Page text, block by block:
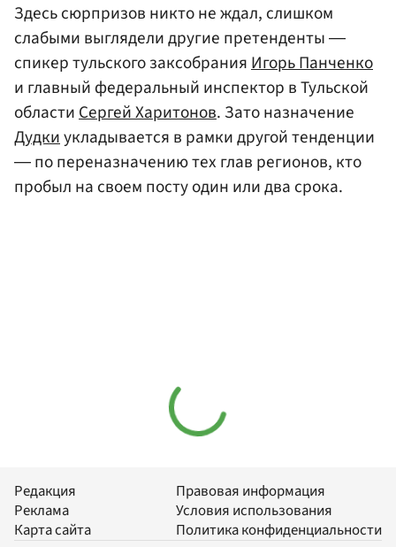
Здесь сюрпризов никто не ждал, слишком
слабыми выглядели другие претенденты ―
спикер тульского заксобранияИгорь Панченко
и главный федеральный инспектор в Тульской
областиСергей Харитонов. Зато назначение
Дудкиукладывается в рамки другой тенденции
― по переназначению тех глав регионов, кто
пробыл на своем посту один или два срока.
Редакция
Реклама
Карта сайта
Правовая информация
Условия использования
Политика конфиденциальности